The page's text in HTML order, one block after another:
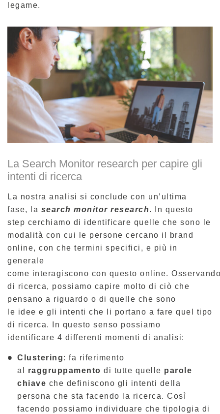
legame.
La Search Monitor research per capire gli
intenti di ricerca
La nostra analisi si conclude con un’ultima
fase, la search monitor research. In questo
step cerchiamo di identificare quelle che sono le
modalità con cui le persone cercano il brand
online, con che termini specifici, e più in
generale
come interagiscono con questo online.
di ricerca, possiamo capire molto di ciò che
pensano a riguardo o di quelle che sono
le idee e gli intenti che li portano a fare quel tipo
di ricerca. In questo senso possiamo
identificare 4 differenti momenti di analisi:
Clustering: fa riferimento
al raggruppamento di tutte quelle parole
chiave che definiscono gli intenti della
persona che sta facendo la ricerca. Così
facendo possiamo individuare che tipologia di